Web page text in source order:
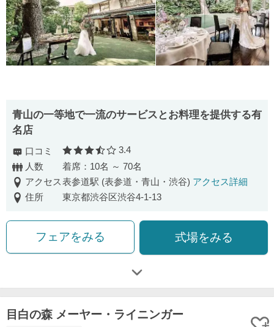
青山の一等地で一流のサービスとお料理を提供する有
名店
口コミ 口コミ評価
3.4
人数
着席：10名 ～ 70名
アクセス表参道駅 (表参道・青山・渋谷) アクセス詳細
住所
東京都渋谷区渋谷4-1-13
フェアをみる 式場をみる
目白の森 メーヤー・ライニンガー